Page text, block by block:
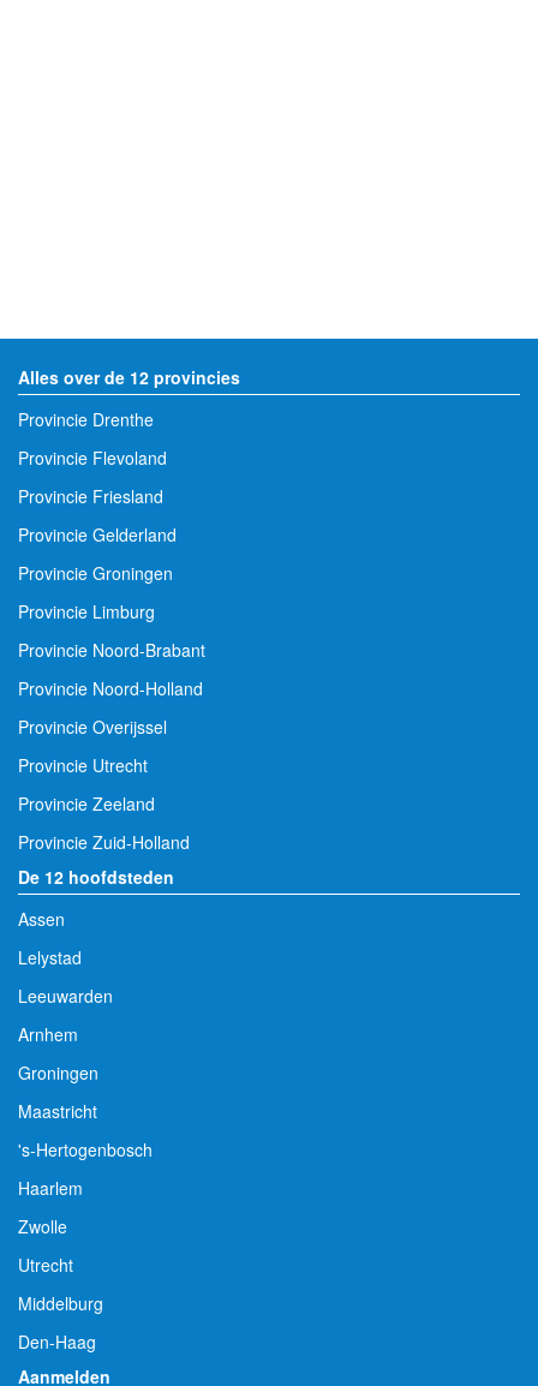
Alles over de 12 provincies
Provincie Drenthe
Provincie Flevoland
Provincie Friesland
Provincie Gelderland
Provincie Groningen
Provincie Limburg
Provincie Noord-Brabant
Provincie Noord-Holland
Provincie Overijssel
Provincie Utrecht
Provincie Zeeland
Provincie Zuid-Holland
De 12 hoofdsteden
Assen
Lelystad
Leeuwarden
Arnhem
Groningen
Maastricht
's-Hertogenbosch
Haarlem
Zwolle
Utrecht
Middelburg
Den-Haag
Aanmelden